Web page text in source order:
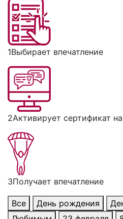
1Выбирает впечатление
2Активирует сертификат
3Получает впечатление
Все День рождения